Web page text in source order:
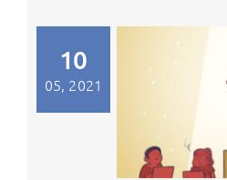
10
05, 2021